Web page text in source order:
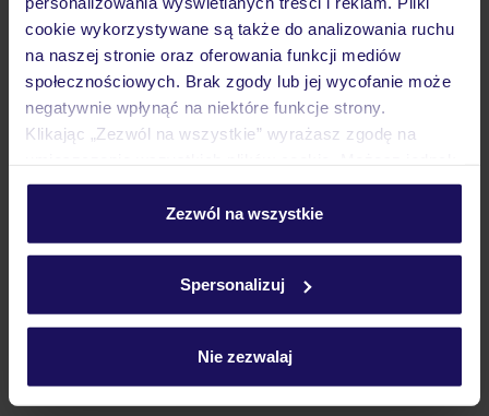
cookie wykorzystywane są także do analizowania ruchu
na naszej stronie oraz oferowania funkcji mediów
społecznościowych. Brak zgody lub jej wycofanie może
negatywnie wpłynąć na niektóre funkcje strony.
Klikając „Zezwól na wszystkie” wyrażasz zgodę na
personalizować swój wybór wchodząc w zakładkę
Szczegółowe informacje o plikach cookie znajdziesz
Zezwól na wszystkie
Spersonalizuj
Nie zezwalaj
Opinie
Pokoje
Ważne informacje